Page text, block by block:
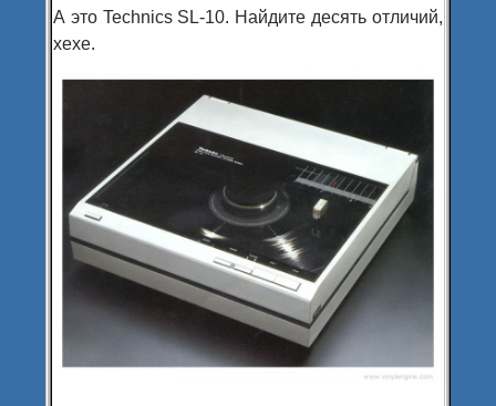
А это Technics SL-10. Найдите десять отличий,
хехе.